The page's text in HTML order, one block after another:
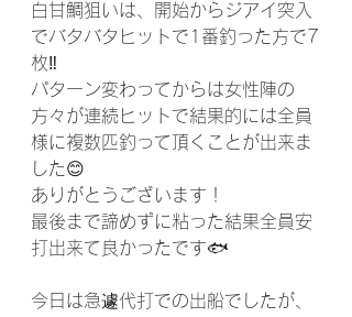
白甘鯛狙いは、開始からジアイ突入
でバタバタヒットで1番釣った方で7
枚‼️
パターン変わってからは女性陣の
方々が連続ヒットで結果的には全員
様に複数匹釣って頂くことが出来ま
した😊
ありがとうございます！
最後まで諦めずに粘った結果全員安
打出来て良かったです🐟
今日は急遽代打での出船でしたが、